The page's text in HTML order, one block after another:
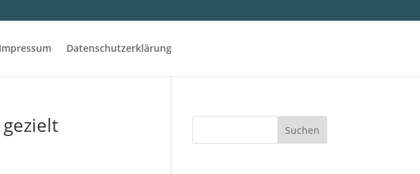
Impressum Datenschutzerklärung
Suchen